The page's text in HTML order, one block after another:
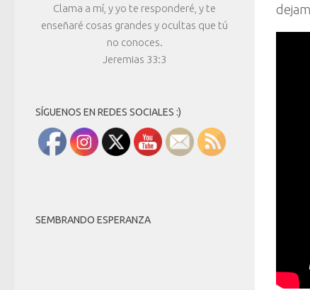
Clama a mí, y yo te responderé, y te
enseñaré cosas grandes y ocultas que tú
no conoces.
Jeremias 33:3
SÍGUENOS EN REDES SOCIALES :)
SEMBRANDO ESPERANZA